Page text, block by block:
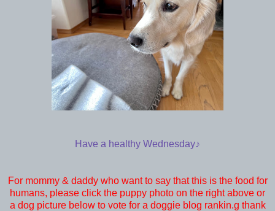
Have a healthy Wednesday♪
For mommy & daddy who want to say that this is the food for
humans, please click the puppy photo on the right above or
a dog picture below to vote for a doggie blog rankin.g thank